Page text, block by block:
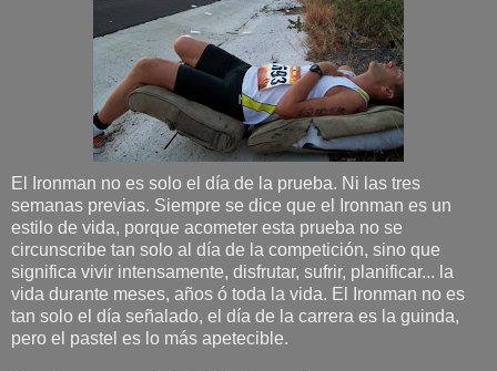
El Ironman no es solo el día de la prueba. Ni las tres
semanas previas. Siempre se dice que el Ironman es un
estilo de vida, porque acometer esta prueba no se
circunscribe tan solo al día de la competición, sino que
significa vivir intensamente, disfrutar, sufrir, planificar... la
vida durante meses, años ó toda la vida. El Ironman no es
tan solo el día señalado, el día de la carrera es la guinda,
pero el pastel es lo más apetecible.